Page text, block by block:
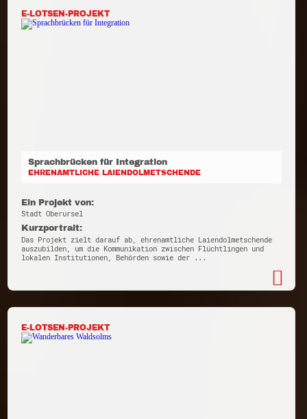
E-LOTSEN-PROJEKT
Sprachbrücken für Integration
EHRENAMTLICHE LAIENDOLMETSCHENDE
Ein Projekt von:
Stadt Oberursel
Kurzportrait:
Das Projekt zielt darauf ab, ehrenamtliche Laiendolmetschende
auszubilden, um die Kommunikation zwischen Flüchtlingen und
lokalen Institutionen, Behörden sowie der ...
E-LOTSEN-PROJEKT